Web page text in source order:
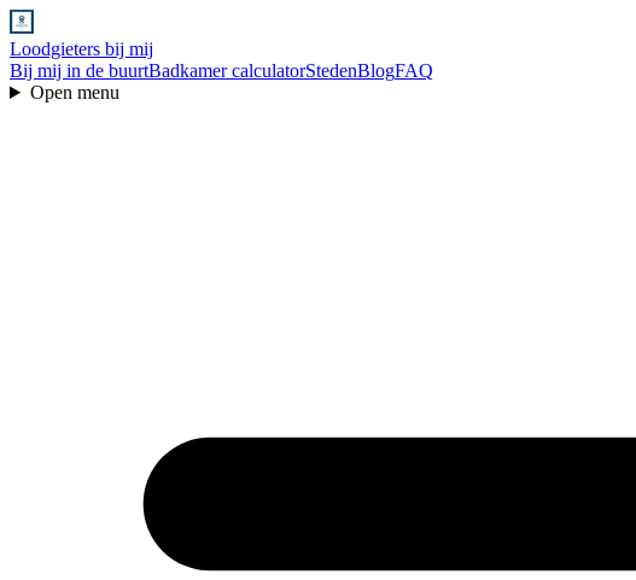
Loodgieters bij mij
Bij mij in de buurtBadkamer calculatorStedenBlogFAQ
Open menu